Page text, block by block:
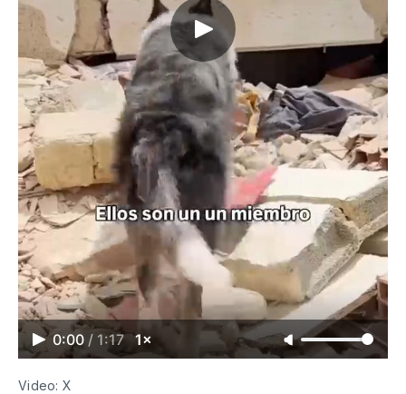
0:00 / 1:17 1×
Video: X